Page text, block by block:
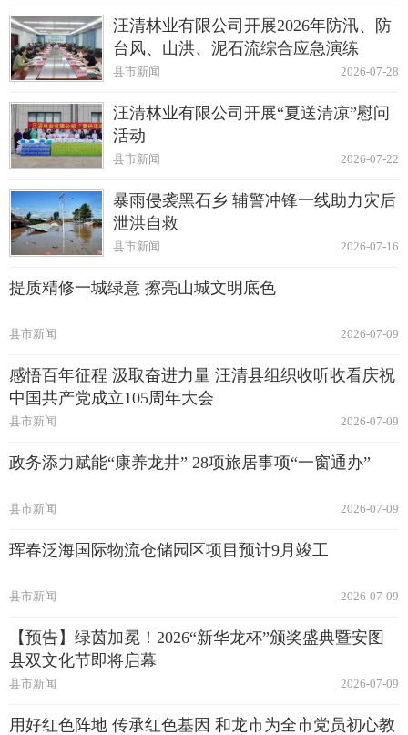
汪清林业有限公司开展2026年防汛、防
台风、山洪、泥石流综合应急演练
2026-07-28
县市新闻
汪清林业有限公司开展“夏送清凉”慰问
活动
2026-07-22
县市新闻
暴雨侵袭黑石乡 辅警冲锋一线助力灾后
泄洪自救
2026-07-16
县市新闻
提质精修一城绿意 擦亮山城文明底色
2026-07-09
县市新闻
感悟百年征程 汲取奋进力量 汪清县组织收听收看庆祝
中国共产党成立105周年大会
2026-07-09
县市新闻
政务添力赋能“康养龙井” 28项旅居事项“一窗通办”
2026-07-09
县市新闻
珲春泛海国际物流仓储园区项目预计9月竣工
2026-07-09
县市新闻
【预告】绿茵加冕！2026“新华龙杯”颁奖盛典暨安图
县双文化节即将启幕
2026-07-09
县市新闻
用好红色阵地 传承红色基因 和龙市为全市党员初心教